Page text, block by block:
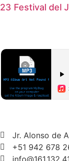
23 Festival del
Jr. Alonso de
+51 942 678